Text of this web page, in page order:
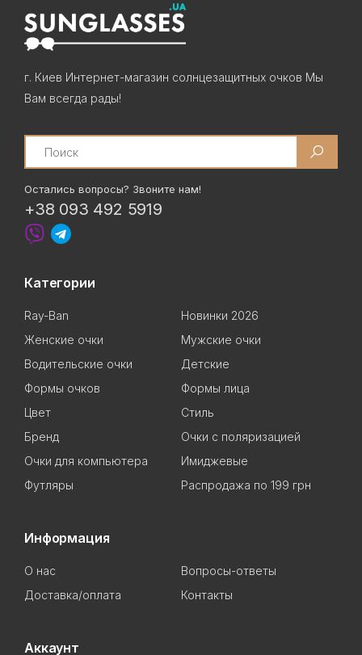
г. Киев Интернет-магазин солнцезащитных очков Мы
Вам всегда рады!
Search
Остались вопросы? Звоните нам!
+38 093 492 5919
Категории
Ray-Ban
Новинки 2026
Женские очки
Мужские очки
Водительские очки
Детские
Формы очков
Формы лица
Цвет
Стиль
Бренд
Очки с поляризацией
Очки для компьютера
Имиджевые
Футляры
Распродажа по 199 грн
Информация
О нас
Вопросы-ответы
Доставка/оплата
Контакты
Аккаунт